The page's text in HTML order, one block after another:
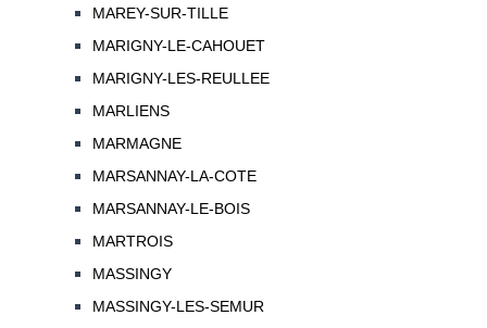
MAREY-SUR-TILLE
MARIGNY-LE-CAHOUET
MARIGNY-LES-REULLEE
MARLIENS
MARMAGNE
MARSANNAY-LA-COTE
MARSANNAY-LE-BOIS
MARTROIS
MASSINGY
MASSINGY-LES-SEMUR